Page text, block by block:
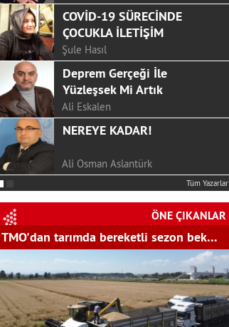
COVİD-19 SÜRECİNDE
ÇOCUKLA İLETİŞİM
Şule Hasıl
Deprem Gerçeği İle
Yüzleşsek Mi Artık
Ali Eskalen
NEREYE KADAR!
Ali Osman Aslantürk
24 HAZİRAN’DAN SONRA
CHP…
Mutluluk Sofrası...
Hakan Aydemir
YGS Öncesi Yapmanız
Gerekenler
Tüm Yazarlar
ÖNE ÇIKANLAR
TMO'dan tarımda bereketli sezon bek…